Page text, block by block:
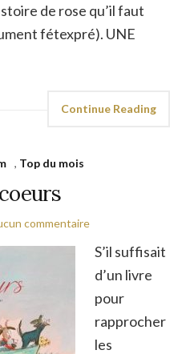
de rose qu’il faut
fétexpré). UNE
Continue Reading
, Top du mois
commentaire
S’il suffisait
d’un livre
pour
rapprocher
les